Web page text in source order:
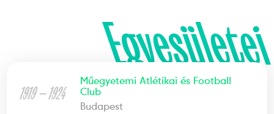
Egyesületei
1919 — 1924
Műegyetemi Atlétikai és Football
Club
Budapest